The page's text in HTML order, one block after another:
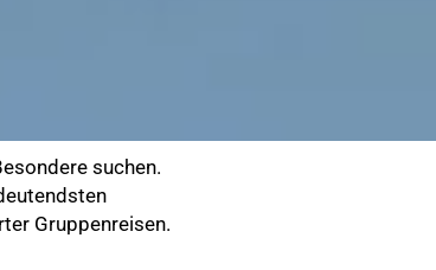
suchen.
Gruppenreisen.